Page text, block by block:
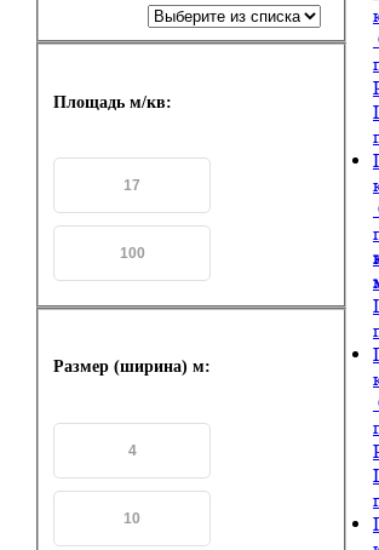
Площадь м/кв:
Размер (ширина) м: